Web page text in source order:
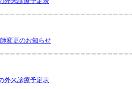
変更のお知らせ
外来診療予定表